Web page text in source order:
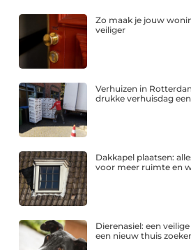
Zo maak je jouw
veiliger
Verhuizen in
drukke verhuisdag
Dakkapel plaatsen:
voor meer ruimte en
Dierenasiel: een
een nieuw thuis